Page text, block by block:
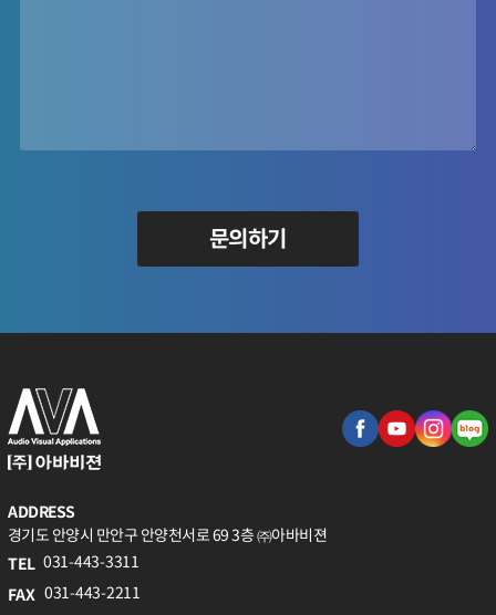
문의하기
ADDRESS
경기도 안양시 만안구 안양천서로 69 3층 ㈜아바비젼
TEL 031-443-3311
FAX 031-443-2211